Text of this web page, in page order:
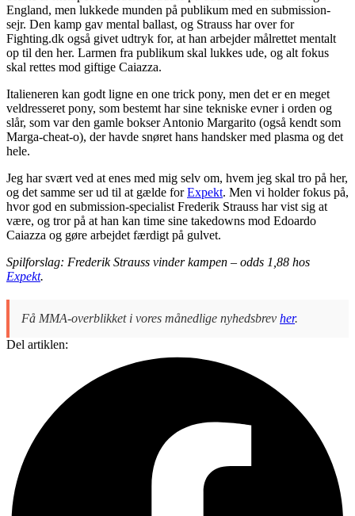
England, men lukkede munden på publikum med en submission-
sejr. Den kamp gav mental ballast, og Strauss har over for
Fighting.dk også givet udtryk for, at han arbejder målrettet mentalt
op til den her. Larmen fra publikum skal lukkes ude, og alt fokus
skal rettes mod giftige Caiazza.
Italieneren kan godt ligne en one trick pony, men det er en meget
veldresseret pony, som bestemt har sine tekniske evner i orden og
slår, som var den gamle bokser Antonio Margarito (også kendt som
Marga-cheat-o), der havde snøret hans handsker med plasma og det
hele.
Jeg har svært ved at enes med mig selv om, hvem jeg skal tro på her,
og det samme ser ud til at gælde forExpekt. Men vi holder fokus på,
hvor god en submission-specialist Frederik Strauss har vist sig at
være, og tror på at han kan time sine takedowns mod Edoardo
Caiazza og gøre arbejdet færdigt på gulvet.
Spilforslag: Frederik Strauss vinder kampen – odds 1,88 hos
Expekt.
Få MMA-overblikket i vores månedlige nyhedsbrev her.
Del artiklen: